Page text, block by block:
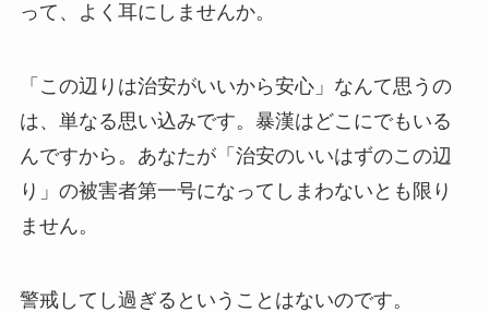
って、よく耳にしませんか。
「この辺りは治安がいいから安心」なんて思うの
は、単なる思い込みです。暴漢はどこにでもいる
んですから。あなたが「治安のいいはずのこの辺
り」の被害者第一号になってしまわないとも限り
ません。
警戒してし過ぎるということはないのです。